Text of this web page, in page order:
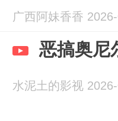
广西阿妹香香
恶搞奥尼
水泥土的影视